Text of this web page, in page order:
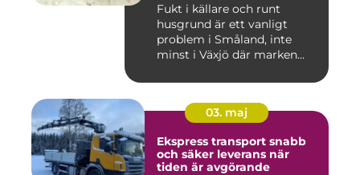
Fukt i källare och runt
husgrund är ett vanligt
problem i Småland, inte
minst i Växjö där marken
03. maj
Ekspress transport snabb
och säker leverans när
tiden är avgörande